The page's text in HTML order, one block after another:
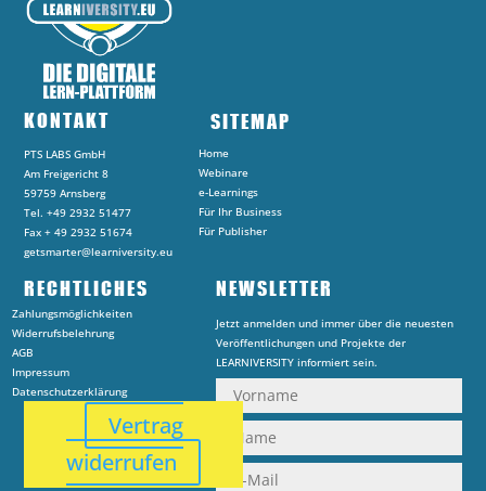
KONTAKT
PTS LABS GmbH
Am Freigericht 8
59759 Arnsberg
Tel. +49 2932 51477
Fax + 49 2932 51674
getsmarter@learniversity.eu
SITEMAP
Home
Webinare
e-Learnings
Für Ihr Business
Für Publisher
RECHTLICHES
Zahlungsmöglichkeiten
Widerrufsbelehrung
AGB
Impressum
Datenschutzerklärung
Vertrag
widerrufen
NEWSLETTER
Jetzt anmelden und immer über die neuesten
Veröffentlichungen und Projekte der
LEARNIVERSITY informiert sein.